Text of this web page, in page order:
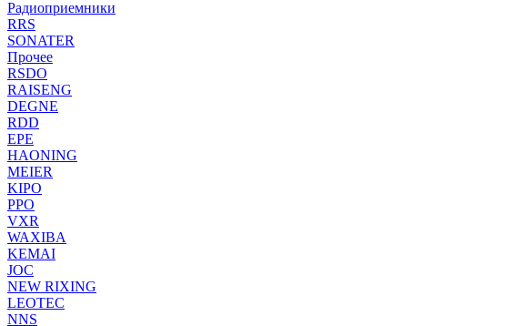
Радиоприемники
RRS
SONATER
Прочее
RSDO
RAISENG
DEGNE
RDD
EPE
HAONING
MEIER
KIPO
PPO
VXR
WAXIBA
KEMAI
JOC
NEW RIXING
LEOTEC
NNS